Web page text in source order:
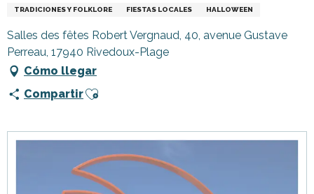
TRADICIONES Y FOLKLORE FIESTAS LOCALES HALLOWEEN
Salles des fêtes Robert Vergnaud, 40, avenue Gustave
Perreau, 17940 Rivedoux-Plage
Cómo llegar
CompartirAjouter aux favoris